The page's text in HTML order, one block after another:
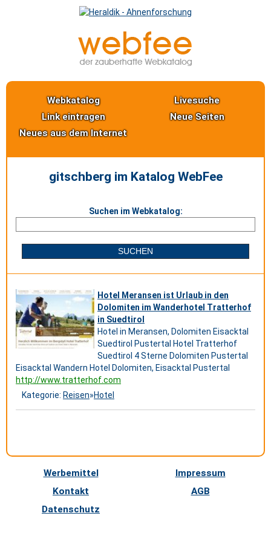
Webkatalog
Livesuche
Link eintragen
Neue Seiten
Neues aus dem Internet
gitschberg im Katalog WebFee
Suchen im Webkatalog:
Hotel Meransen ist Urlaub in den
Dolomiten im Wanderhotel Tratterhof
in Suedtirol
Hotel in Meransen, Dolomiten Eisacktal
Suedtirol Pustertal Hotel Tratterhof
Suedtirol 4 Sterne Dolomiten Pustertal
Eisacktal Wandern Hotel Dolomiten, Eisacktal Pustertal
http://www.tratterhof.com
Kategorie: Reisen»Hotel
Werbemittel
Impressum
Kontakt
AGB
Datenschutz